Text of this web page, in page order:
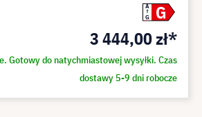
A
G
G
3 444,00 zł*
Gotowy do natychmiastowej wysyłki. Czas
dostawy 5-9 dni robocze